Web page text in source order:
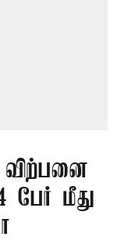
விற்பனை
பேர் மீது